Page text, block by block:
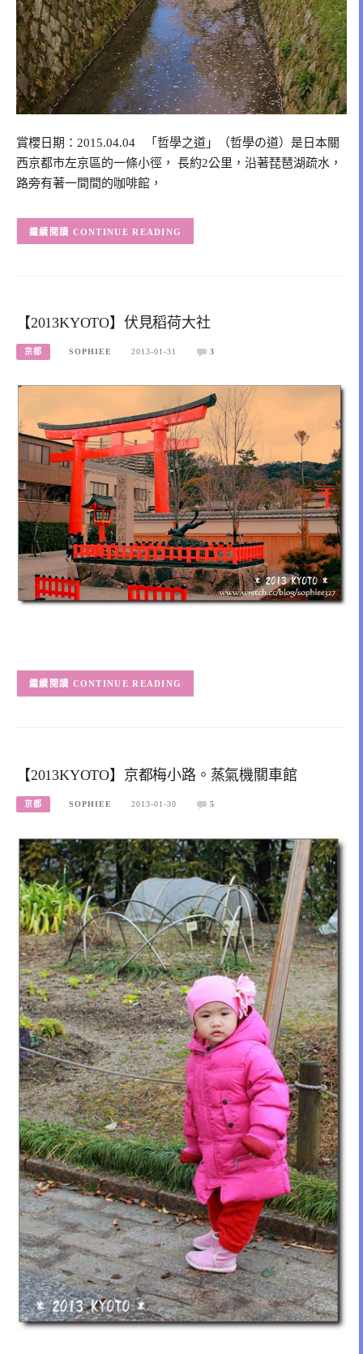
賞櫻日期：2015.04.04 「哲學之道」（哲學の道）是日本關
西京都市左京區的一條小徑， 長約2公里，沿著琵琶湖疏水，
路旁有著一間間的咖啡館，
CONTINUE READING
【2013KYOTO】伏見稻荷大社
京都 SOPHIEE 2013-01-31 3
CONTINUE READING
【2013KYOTO】京都梅小路。蒸氣機關車館
京都 SOPHIEE 2013-01-30 5